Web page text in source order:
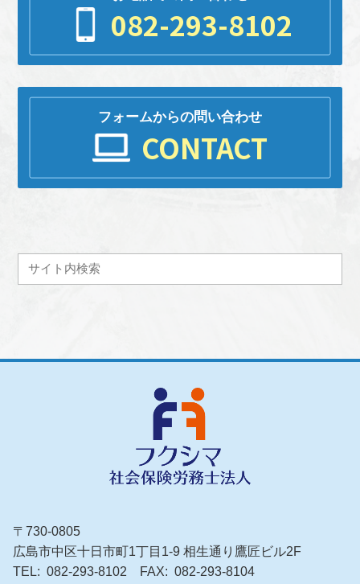
082-293-8102
フォームからの問い合わせ
CONTACT
〒730-0805
広島市中区十日市町1丁目1-9 相生通り鷹匠ビル2F
TEL
082-293-8102 FAX
082-293-8104